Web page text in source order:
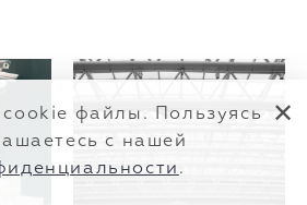
файлы. Пользуясь
с нашей
.
✕